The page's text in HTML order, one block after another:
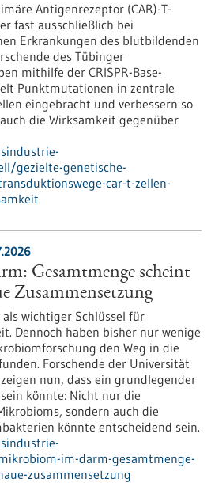
Antigenrezeptor (CAR)-T-
fast ausschließlich bei
Erkrankungen des blutbildenden
des Tübinger
mithilfe der CRISPR-Base-
Punktmutationen in zentrale
eingebracht und verbessern so
die Wirksamkeit gegenüber
gezielte-genetische-
car-t-zellen-
Gesamtmenge scheint
Zusammensetzung
wichtiger Schlüssel für
Dennoch haben bisher nur wenige
den Weg in die
Forschende der Universität
nun, dass ein grundlegender
könnte: Nicht nur die
sondern auch die
könnte entscheidend sein.
im-darm-gesamtmenge-
zusammensetzung